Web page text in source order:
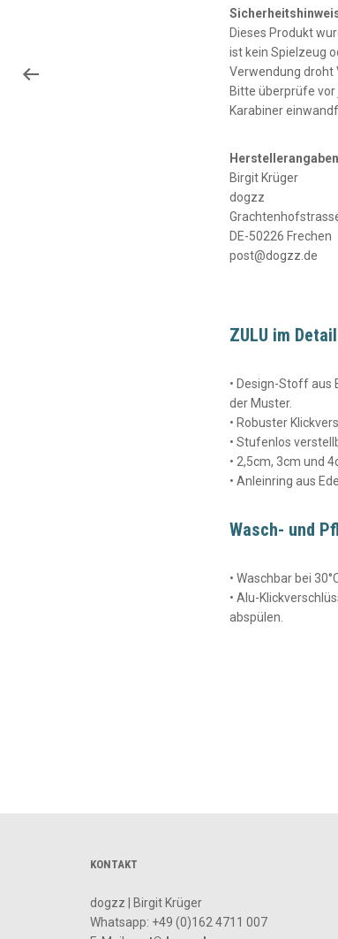
Dieses Produkt
ist kein Spielzeug
Verwendung droht
Bitte überprüfe
Karabiner
Birgit Krüger
dogzz
DE-50226 Frechen
post@dogzz.de
ZULU im Detail
• Design-Stoff
der Muster.
• Robuster
• Stufenlos
• 2,5cm, 3cm und
• Anleinring aus
Wasch- und
• Waschbar bei
• Alu-
abspülen.
KONTAKT
dogzz | Birgit Krüger
Whatsapp: +49 (0)162 4711 007